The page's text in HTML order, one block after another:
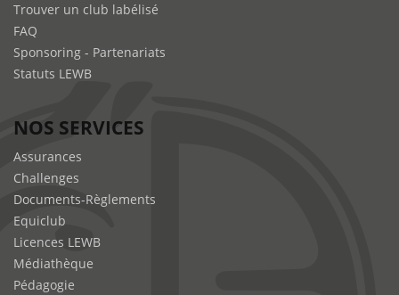
Trouver un club labélisé
FAQ
Sponsoring - Partenariats
Statuts LEWB
NOS SERVICES
Assurances
Challenges
Documents-Règlements
Equiclub
Licences LEWB
Médiathèque
Pédagogie